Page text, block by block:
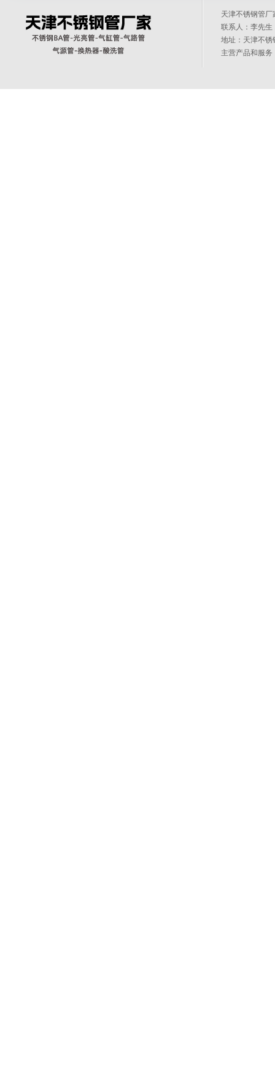
天津不锈钢
联系人：李先
地址：天津不
主营产品和服务